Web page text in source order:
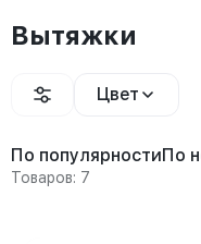
Вытяжки
Цвет
По популярностиПо
Товаров: 7